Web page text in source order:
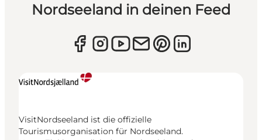
Nordseeland in deinen Feed
VisitNordseeland ist die offizielle
Tourismusorganisation für Nordseeland.